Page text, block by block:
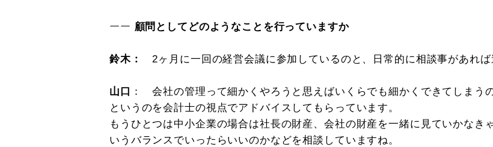
ーー 顧問としてどのようなことを行っていますか
鈴木：2ヶ月に一回の経営会議に参加しているのと、日常的に相談事があれば
山口 ： 会社の管理って細かくやろうと思えばいくらでも細かくできてしまう
というのを会計士の視点でアドバイスしてもらっています。
もうひとつは中小企業の場合は社長の財産、会社の財産を一緒に見ていかなき
いうバランスでいったらいいのかなどを相談していますね。